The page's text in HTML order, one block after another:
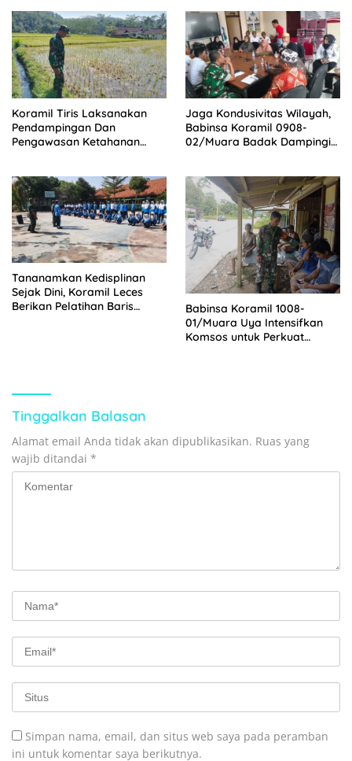
Koramil Tiris Laksanakan
Pendampingan Dan
Pengawasan Ketahanan
Jaga Kondusivitas Wilayah,
Babinsa Koramil 0908-
02/Muara Badak Dampingi
Tananamkan Kedisplinan
Sejak Dini, Koramil Leces
Berikan Pelatihan Baris
Babinsa Koramil 1008-
01/Muara Uya Intensifkan
Komsos untuk Perkuat
Tinggalkan Balasan
Alamat email Anda tidak akan dipublikasikan. Ruas yang
wajib ditandai *
Simpan nama, email, dan situs web saya pada peramban
ini untuk komentar saya berikutnya.